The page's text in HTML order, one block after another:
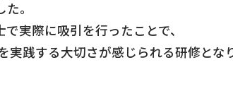
。
実際に吸引を行ったことで、
践する大切さが感じられる研修とな